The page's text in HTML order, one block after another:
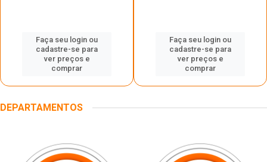
Faça seu login ou
cadastre-se para
ver preços e
comprar
Faça seu login ou
cadastre-se para
ver preços e
comprar
DEPARTAMENTOS